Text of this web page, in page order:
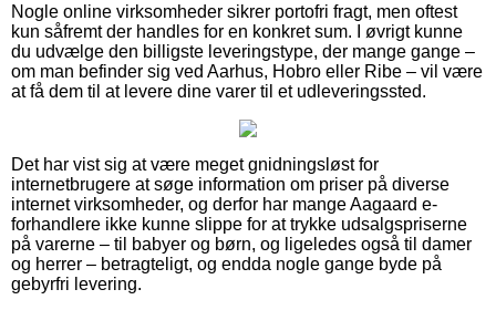
Nogle online virksomheder sikrer portofri fragt, men oftest
kun såfremt der handles for en konkret sum. I øvrigt kunne
du udvælge den billigste leveringstype, der mange gange –
om man befinder sig ved Aarhus, Hobro eller Ribe – vil være
at få dem til at levere dine varer til et udleveringssted.
Det har vist sig at være meget gnidningsløst for
internetbrugere at søge information om priser på diverse
internet virksomheder, og derfor har mange Aagaard e-
forhandlere ikke kunne slippe for at trykke udsalgspriserne
på varerne – til babyer og børn, og ligeledes også til damer
og herrer – betragteligt, og endda nogle gange byde på
gebyrfri levering.